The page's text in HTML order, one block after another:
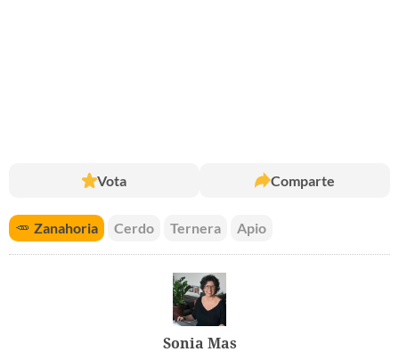
Vota Comparte
🥕 Zanahoria Cerdo Ternera Apio
Sonia Mas